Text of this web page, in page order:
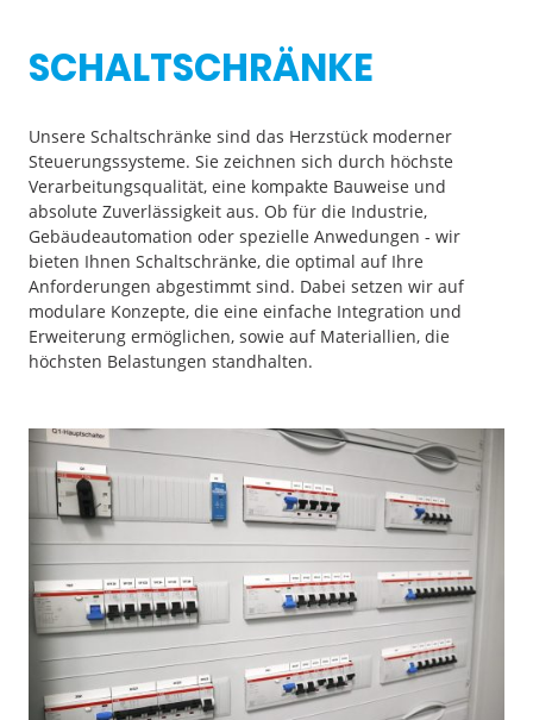
SCHALTSCHRÄNKE
Unsere Schaltschränke sind das Herzstück moderner
Steuerungssysteme. Sie zeichnen sich durch höchste
Verarbeitungsqualität, eine kompakte Bauweise und
absolute Zuverlässigkeit aus. Ob für die Industrie,
Gebäudeautomation oder spezielle Anwedungen - wir
bieten Ihnen Schaltschränke, die optimal auf Ihre
Anforderungen abgestimmt sind. Dabei setzen wir auf
modulare Konzepte, die eine einfache Integration und
Erweiterung ermöglichen, sowie auf Materiallien, die
höchsten Belastungen standhalten.